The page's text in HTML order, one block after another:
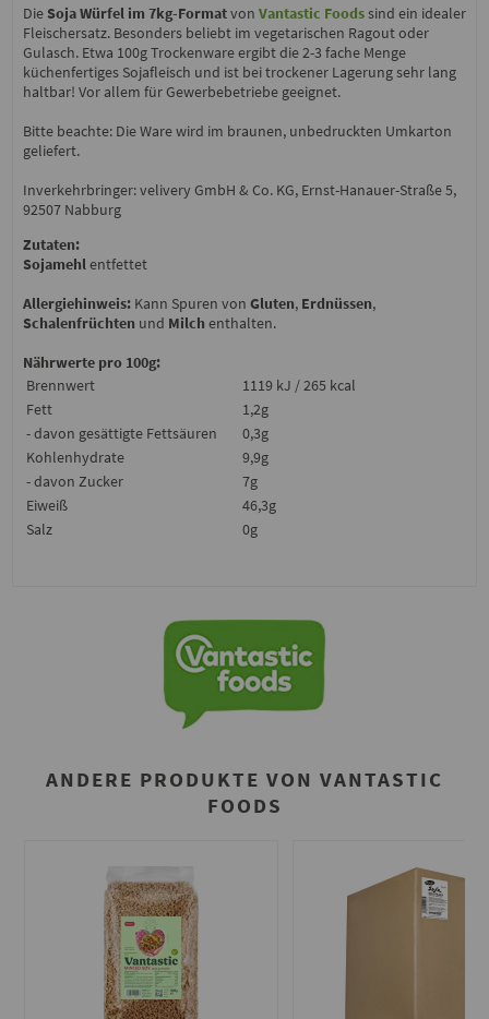
DieSoja Würfel im 7kg-Formatvon Vantastic Foodssind ein idealer
Fleischersatz. Besonders beliebt im vegetarischen Ragout oder
Gulasch. Etwa 100g Trockenware ergibt die 2-3 fache Menge
küchenfertiges Sojafleisch und ist bei trockener Lagerung sehr lang
haltbar! Vor allem für Gewerbebetriebe geeignet.
Bitte beachte: Die Ware wird im braunen, unbedruckten Umkarton
geliefert.
Inverkehrbringer: velivery GmbH & Co. KG, Ernst-Hanauer-Straße 5,
92507 Nabburg
Zutaten:
Sojamehlentfettet
Allergiehinweis:Kann Spuren von Gluten, Erdnüssen,
Schalenfrüchten und Milch enthalten.
Nährwerte pro 100g:
Brennwert
1119 kJ / 265 kcal
Fett
1,2g
- davon gesättigte Fettsäuren
0,3g
Kohlenhydrate
9,9g
- davon Zucker
7g
Eiweiß
46,3g
Salz
0g
ANDERE PRODUKTE VON VANTASTIC
FOODS